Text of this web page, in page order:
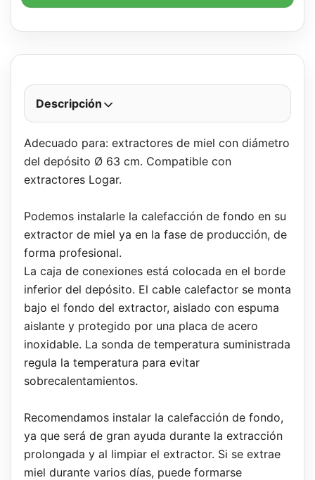
Descripción
Adecuado para: extractores de miel con diámetro
del depósito Ø 63 cm. Compatible con
extractores Logar.
Podemos instalarle la calefacción de fondo en su
extractor de miel ya en la fase de producción, de
forma profesional.
La caja de conexiones está colocada en el borde
inferior del depósito. El cable calefactor se monta
bajo el fondo del extractor, aislado con espuma
aislante y protegido por una placa de acero
inoxidable. La sonda de temperatura suministrada
regula la temperatura para evitar
sobrecalentamientos.
Recomendamos instalar la calefacción de fondo,
ya que será de gran ayuda durante la extracción
prolongada y al limpiar el extractor. Si se extrae
miel durante varios días, puede formarse